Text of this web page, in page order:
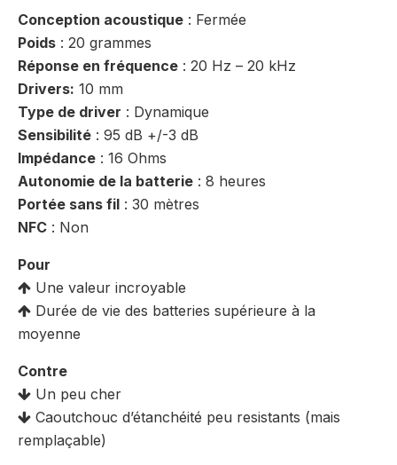
Conception acoustique : Fermée
Poids : 20 grammes
Réponse en fréquence : 20 Hz – 20 kHz
Drivers: 10 mm
Type de driver : Dynamique
Sensibilité : 95 dB +/-3 dB
Impédance : 16 Ohms
Autonomie de la batterie : 8 heures
Portée sans fil : 30 mètres
NFC : Non
Pour
Une valeur incroyable
Durée de vie des batteries supérieure à la
moyenne
Contre
Un peu cher
Caoutchouc d’étanchéité peu resistants (mais
remplaçable)